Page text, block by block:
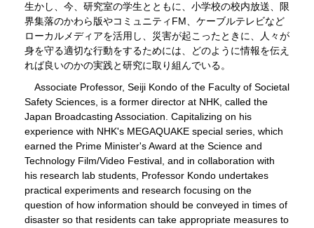
生かし、今、研究室の学生とともに、小学校の校内放送、限
界集落のかわら版やコミュニティFM、ケーブルテレビなど
ローカルメディアを活用し、災害が起こったときに、人々が
身を守る適切な行動をするためには、どのように情報を伝え
れば良いのかの実践と研究に取り組んでいる。
Associate Professor, Seiji Kondo of the Faculty of Societal
Safety Sciences, is a former director at NHK, called the
Japan Broadcasting Association. Capitalizing on his
experience with NHK's MEGAQUAKE special series, which
earned the Prime Minister's Award at the Science and
Technology Film/Video Festival, and in collaboration with
his research lab students, Professor Kondo undertakes
practical experiments and research focusing on the
question of how information should be conveyed in times of
disaster so that residents can take appropriate measures to